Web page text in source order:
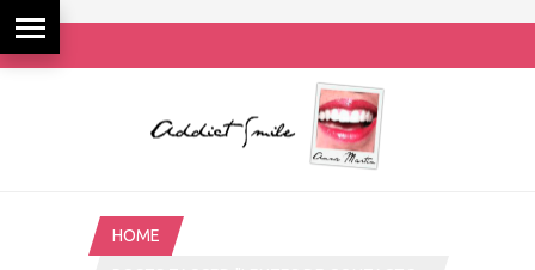
HOME